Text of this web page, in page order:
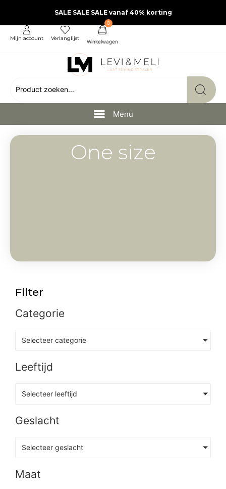
SALE SALE SALE vanaf 40% korting
Mijn account Verlanglijst
0
One size
Filter
Categorie
Selecteer categorie
Leeftijd
Selecteer leeftijd
Geslacht
Selecteer geslacht
Maat